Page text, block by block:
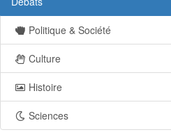
Politique & Société
Culture
Histoire
Sciences